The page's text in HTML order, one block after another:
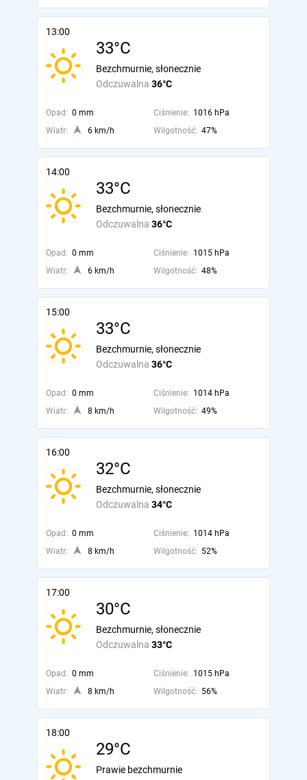
13:00
33°C
Odczuwalna 36°C
Bezchmurnie, słonecznie
Opad: 0 mm Ciśnienie: 1016 hPa
Wiatr:
6 km/h Wilgotność: 47%
14:00
33°C
Odczuwalna 36°C
Bezchmurnie, słonecznie
Opad: 0 mm Ciśnienie: 1015 hPa
Wiatr:
6 km/h Wilgotność: 48%
15:00
33°C
Odczuwalna 36°C
Bezchmurnie, słonecznie
Opad: 0 mm Ciśnienie: 1014 hPa
Wiatr:
8 km/h Wilgotność: 49%
16:00
32°C
Odczuwalna 34°C
Bezchmurnie, słonecznie
Opad: 0 mm Ciśnienie: 1014 hPa
Wiatr:
8 km/h Wilgotność: 52%
17:00
30°C
Odczuwalna 33°C
Bezchmurnie, słonecznie
Opad: 0 mm Ciśnienie: 1015 hPa
Wiatr:
8 km/h Wilgotność: 56%
18:00
29°C
Prawie bezchmurnie